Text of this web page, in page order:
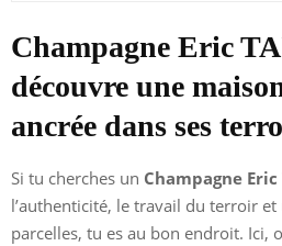
Champagne Eric
découvre une
ancrée dans ses
Si tu cherches un Champagne Eric
l’authenticité, le travail du terroir
parcelles, tu es au bon endroit. Ici,